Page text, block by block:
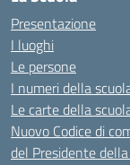
Presentazione
I luoghi
Le persone
I numeri della
Le carte della
Nuovo Codice di
del Presidente